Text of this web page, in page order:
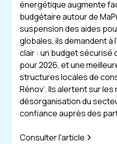
énergétique augmente
budgétaire autour de
suspension des aides
globales, ils demandent à
clair : un budget sécurisé
pour 2026, et une
structures locales de
Rénov’. Ils alertent sur les
désorganisation du
confiance auprès des
Consulter l'article